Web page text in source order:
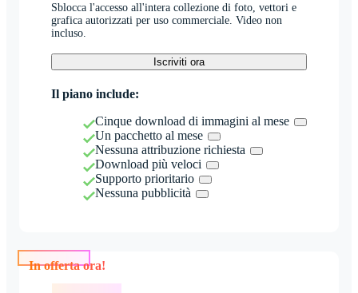
Sblocca l'accesso all'intera collezione di foto, vettori e
grafica autorizzati per uso commerciale. Video non
incluso.
Iscriviti ora
Il piano include:
Cinque download di immagini al mese
Un pacchetto al mese
Nessuna attribuzione richiesta
Download più veloci
Supporto prioritario
Nessuna pubblicità